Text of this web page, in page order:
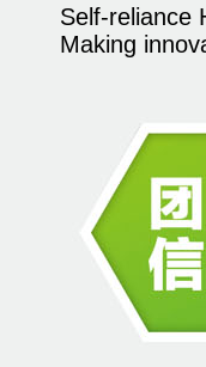
Self-reliance
Making